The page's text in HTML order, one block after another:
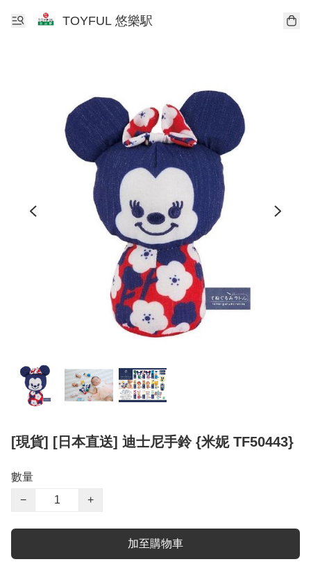
TOYFUL 悠樂駅
[現貨] [日本直送] 迪士尼手鈴 {米妮 TF50443}
數量
−
+
加至購物車